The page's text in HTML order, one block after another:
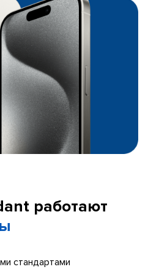
работают
стандартами